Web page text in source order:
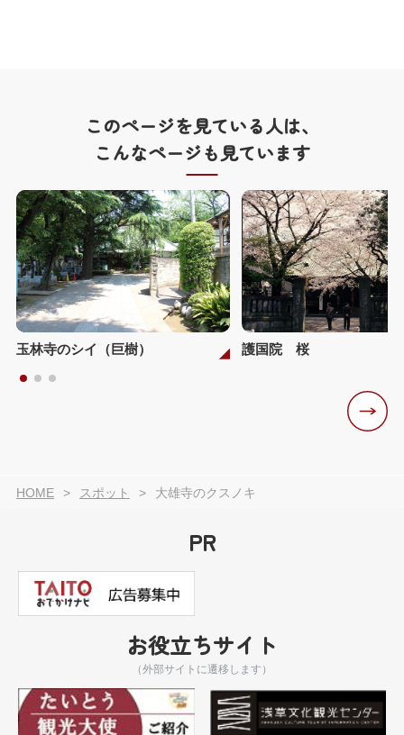
このページを見ている人は、
こんなページも見ています
玉林寺のシイ（巨樹） 護国院 桜
HOME スポット 大雄寺のクスノキ
PR
お役立ちサイト
（外部サイトに遷移します）